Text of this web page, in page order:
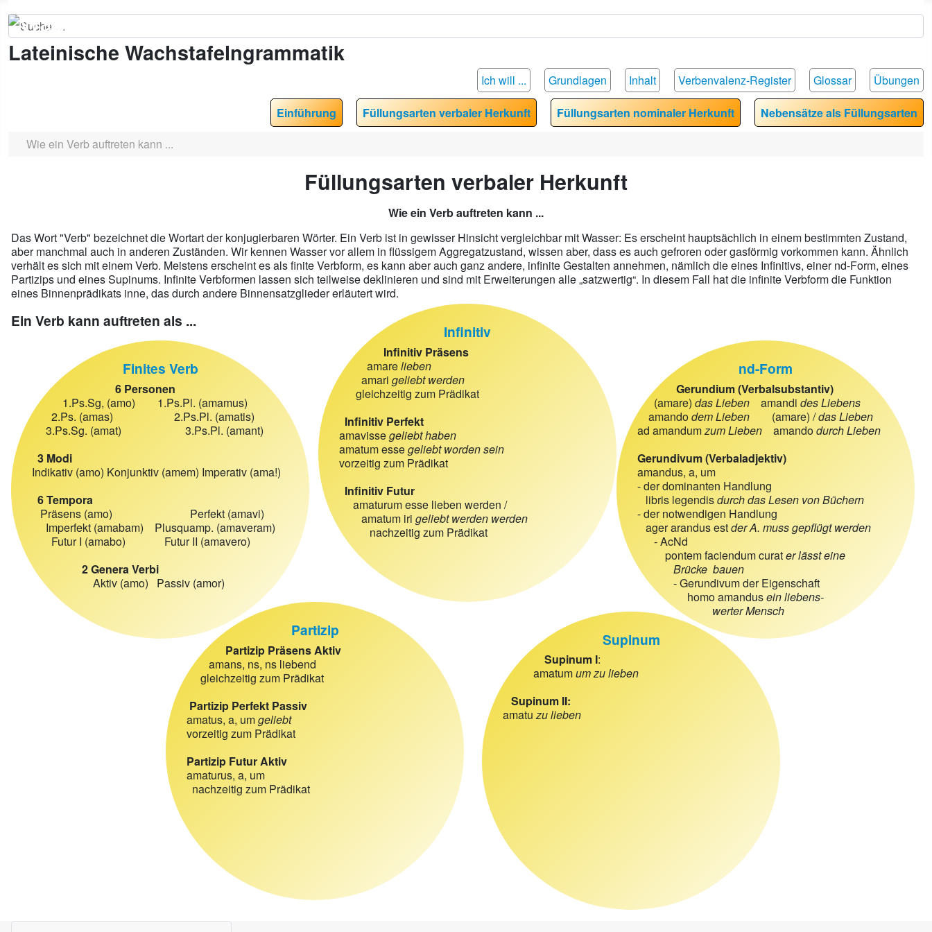
Suchen
Lateinische Wachstafelngrammatik
Ich will ... Grundlagen Inhalt Verbenvalenz-Register Glossar Übungen
Einführung Füllungsarten verbaler Herkunft Füllungsarten nominaler Herkunft
Nebensätze als Füllungsarten
Wie ein Verb auftreten kann ...
Füllungsarten verbaler Herkunft
Wie ein Verb auftreten kann ...
Das Wort "Verb" bezeichnet die Wortart der konjugierbaren Wörter. Ein Verb ist in gewisser Hinsicht vergleichbar mit Wasser: Es erscheint hauptsächlich in einem bestimmten Zustand,
aber manchmal auch in anderen Zuständen. Wir kennen Wasser vor allem in flüssigem Aggregatzustand, wissen aber, dass es auch gefroren oder gasförmig vorkommen kann. Ähnlich
verhält es sich mit einem Verb. Meistens erscheint es als finite Verbform, es kann aber auch ganz andere, infinite Gestalten annehmen, nämlich die eines Infinitivs, einer nd-Form, eines
Partizips und eines Supinums. Infinite Verbformen lassen sich teilweise deklinieren und sind mit Erweiterungen alle „satzwertig“. In diesem Fall hat die infinite Verbform die Funktion
eines Binnenprädikats inne, das durch andere Binnensatzglieder erläutert wird.
Ein Verb kann auftreten als ...
Finites Verb
6 Personen
1.Ps.Sg, (amo) 1.Ps.Pl. (amamus)
2.Ps. (amas) 2.Ps.Pl. (amatis)
3.Ps.Sg. (amat) 3.Ps.Pl. (amant)
3 Modi
Indikativ (amo) Konjunktiv (amem) Imperativ (ama!)
6 Tempora
Präsens (amo) Perfekt (amavi)
Imperfekt (amabam) Plusquamp. (amaveram)
Futur I (amabo) Futur II (amavero)
2 Genera Verbi
Aktiv (amo) Passiv (amor)
Infinitiv
Infinitiv Präsens
amarelieben
amarigeliebt werden
gleichzeitig zum Prädikat
Infinitiv Perfekt
amavissegeliebt haben
amatum essegeliebt worden sein
vorzeitig zum Prädikat
Infinitiv Futur
amaturum esse lieben werden /
amatum irigeliebt werden werden
nachzeitig zum Prädikat
nd-Form
Gerundium (Verbalsubstantiv)
(amare)das Lieben amandides Liebens
amandodem Lieben (amare) /das Lieben
ad amandumzum Lieben amandodurch Lieben
Gerundivum (Verbaladjektiv)
amandus, a, um
- der dominanten Handlung
libris legendisdurch das Lesen von Büchern
- der notwendigen Handlung
ager arandus estder A. muss gepflügt werden
- AcNd
pontem faciendum curater lässt eine
Brücke bauen
- Gerundivum der Eigenschaft
homo amandusein liebens-
werter Mensch
Partizip
Partizip Präsens Aktiv
amans, ns, ns liebend
gleichzeitig zum Prädikat
Partizip Perfekt Passiv
amatus, a, umgeliebt
vorzeitig zum Prädikat
Partizip Futur Aktiv
amaturus, a, um
nachzeitig zum Prädikat
Supinum
Supinum I:
amatumum zu lieben
Supinum II:
amatuzu lieben